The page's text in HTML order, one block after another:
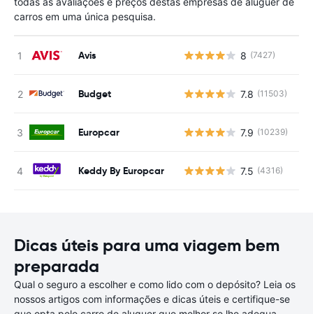
carros em uma única pesquisa.
Avis 8 (7427)
Budget 7.8 (11503)
Europcar 7.9 (10239)
Keddy By Europcar 7.5 (4316)
Dicas úteis para uma viagem bem
preparada
Qual o seguro a escolher e como lido com o depósito? Leia os
nossos artigos com informações e dicas úteis e certifique-se